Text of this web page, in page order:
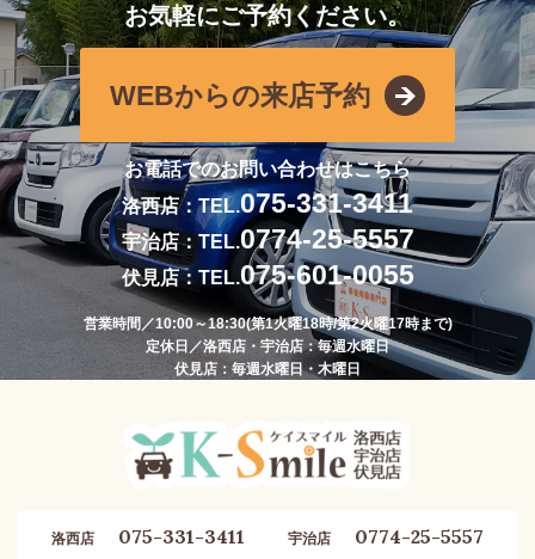
お気軽にご予約ください。
WEBからの来店予約
お電話でのお問い合わせはこちら
洛西店：TEL.075-331-3411
宇治店：TEL.0774-25-5557
伏見店：TEL.075-601-0055
営業時間／10:00～18:30(第1火曜18時/第2火曜17時まで)
定休日／洛西店・宇治店：毎週水曜日
伏見店：毎週水曜日・木曜日
洛西店 075-331-3411 宇治店 0774-25-5557